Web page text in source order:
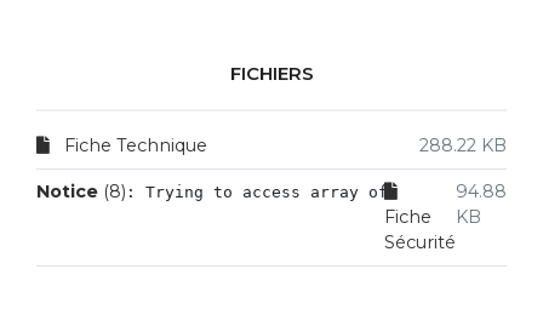
FICHIERS
Fiche Technique 288.22 KB
Notice (8) : Trying to access array offset on value
Fiche
Sécurité
94.88
KB